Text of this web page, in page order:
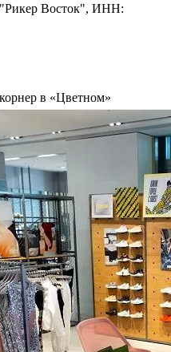
Восток", ИНН:
в «Цветном»